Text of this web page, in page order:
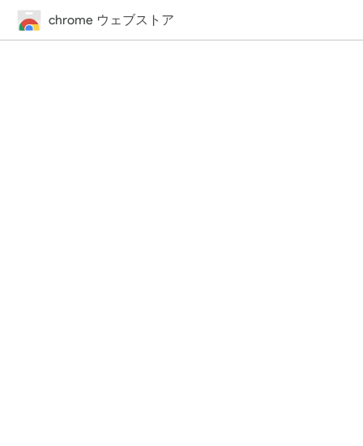
chrome ウェブストア